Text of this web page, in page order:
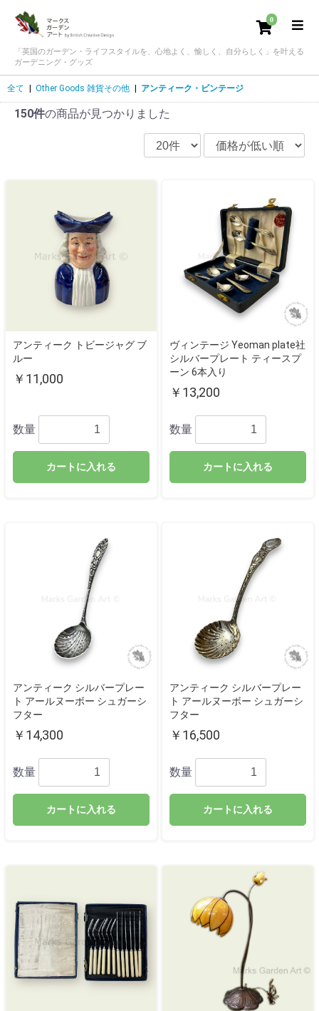
0
「英国のガーデン・ライフスタイルを、心地よく、愉しく、自分らしく」を叶える
ガーデニング・グッズ
全て Other Goods 雑貨その他 アンティーク・ビンテージ
150件の商品が見つかりました
アンティーク トビージャグ ブ
ルー
￥11,000
数量
カートに入れる
ヴィンテージ Yeoman plate社
シルバープレート ティースプ
ーン 6本入り
￥13,200
数量
カートに入れる
アンティーク シルバープレー
ト アールヌーボー シュガーシ
フター
￥14,300
数量
カートに入れる
アンティーク シルバープレー
ト アールヌーボー シュガーシ
フター
￥16,500
数量
カートに入れる